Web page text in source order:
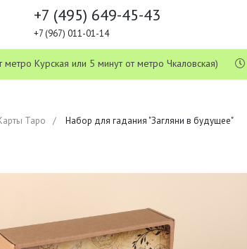
+7 (495) 649-45-43
+7 (967) 011-01-14
Курская или 5 минут от метро Чкаловская)
Таро Набор для гадания "Загляни в будущее"